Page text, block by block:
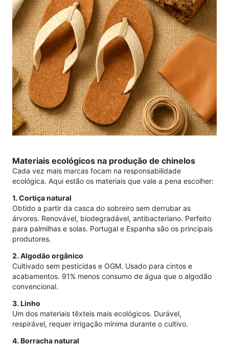
Materiais ecológicos na produção de chinelos
Cada vez mais marcas focam na responsabilidade
ecológica. Aqui estão os materiais que vale a pena escolher:
1. Cortiça natural
Obtido a partir da casca do sobreiro sem derrubar as
árvores. Renovável, biodegradável, antibacteriano. Perfeito
para palmilhas e solas. Portugal e Espanha são os principais
produtores.
2. Algodão orgânico
Cultivado sem pesticidas e OGM. Usado para cintos e
acabamentos. 91% menos consumo de água que o algodão
convencional.
3. Linho
Um dos materiais têxteis mais ecológicos. Durável,
respirável, requer irrigação mínima durante o cultivo.
4. Borracha natural